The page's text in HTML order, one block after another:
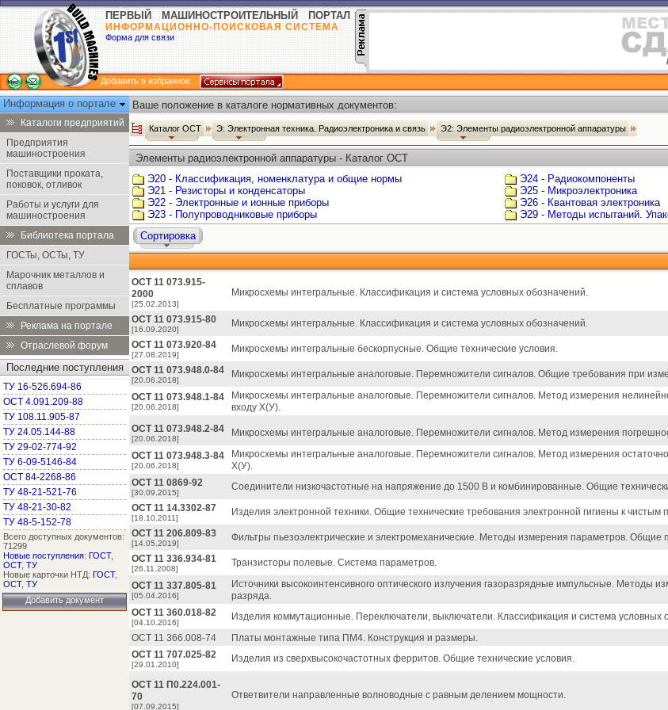
ПЕРВЫЙ МАШИНОСТРОИТЕЛЬНЫЙ ПОРТАЛ
ИНФОРМАЦИОННО-ПОИСКОВАЯ СИСТЕМА
Форма для связи
Добавить в избранное
Информация о портале
Каталоги предприятий
Предприятия
машиностроения
Поставщики проката,
поковок, отливок
Работы и услуги для
машиностроения
Библиотека портала
ГОСТы, ОСТы, ТУ
Марочник металлов и
сплавов
Бесплатные программы
Реклама на портале
Отраслевой форум
Последние поступления
ТУ 16-526.694-86
ОСТ 4.091.209-88
ТУ 108.11.905-87
ТУ 24.05.144-88
ТУ 29-02-774-92
ТУ 6-09-5146-84
ОСТ 84-2268-86
ТУ 48-21-521-76
ТУ 48-21-30-82
ТУ 48-5-152-78
Всего доступных документов:
71299
Новые поступления: ГОСТ,
ОСТ, ТУ
Новые карточки НТД: ГОСТ,
ОСТ, ТУ
Добавить документ
Ваше положение в каталоге нормативных документов:
Каталог ОСТ Э: Электронная техника. Радиоэлектроника и связь Э2: Элементы радиоэлектронной аппаратуры
Элементы радиоэлектронной аппаратуры - Каталог ОСТ
Э20 - Классификация, номенклатура и общие нормы
Э21 - Резисторы и конденсаторы
Э22 - Электронные и ионные приборы
Э23 - Полупроводниковые приборы
Э24 - Радиокомпоненты
Э25 - Микроэлектроника
Э26 - Квантовая электроника
Э29 - Методы испытаний.
Сортировка
ОСТ 11 073.915-
2000
[25.02.2013]
Микросхемы интегральные. Классификация и система условных обозначений.
ОСТ 11 073.915-80
[16.09.2020]
Микросхемы интегральные. Классификация и система условных обозначений.
ОСТ 11 073.920-84
[27.08.2019]
Микросхемы интегральные бескорпусные. Общие технические условия.
ОСТ 11 073.948.0-84
[20.06.2018]
Микросхемы интегральные аналоговые. Перемножители сигналов. Общие требования при
ОСТ 11 073.948.1-84
[20.06.2018]
Микросхемы интегральные аналоговые. Перемножители сигналов. Метод измерения
входу Х(У).
ОСТ 11 073.948.2-84
[20.06.2018]
Микросхемы интегральные аналоговые. Перемножители сигналов. Метод измерения
ОСТ 11 073.948.3-84
[20.06.2018]
Микросхемы интегральные аналоговые. Перемножители сигналов. Метод измерения
Х(У).
ОСТ 11 0869-92
[30.09.2015]
Соединители низкочастотные на напряжение до 1500 В и комбинированные. Общие
ОСТ 11 14.3302-87
[18.10.2011]
Изделия электронной техники. Общие технические требования электронной гигиены к
ОСТ 11 206.809-83
[14.05.2019]
Фильтры пьезоэлектрические и электромеханические. Методы измерения параметров. Общие
ОСТ 11 336.934-81
[26.11.2008]
Транзисторы полевые. Система параметров.
ОСТ 11 337.805-81
[05.04.2016]
Источники высокоинтенсивного оптического излучения газоразрядные импульсные. Методы
разряда.
ОСТ 11 360.018-82
[04.10.2016]
Изделия коммутационные. Переключатели, выключатели. Классификация и система условных
ОСТ 11 366.008-74
Платы монтажные типа ПМ4. Конструкция и размеры.
ОСТ 11 707.025-82
[29.01.2010]
Изделия из сверхвысокочастотных ферритов. Общие технические условия.
ОСТ 11 П0.224.001-
70
[07.09.2015]
Ответвители направленные волноводные с равным делением мощности.